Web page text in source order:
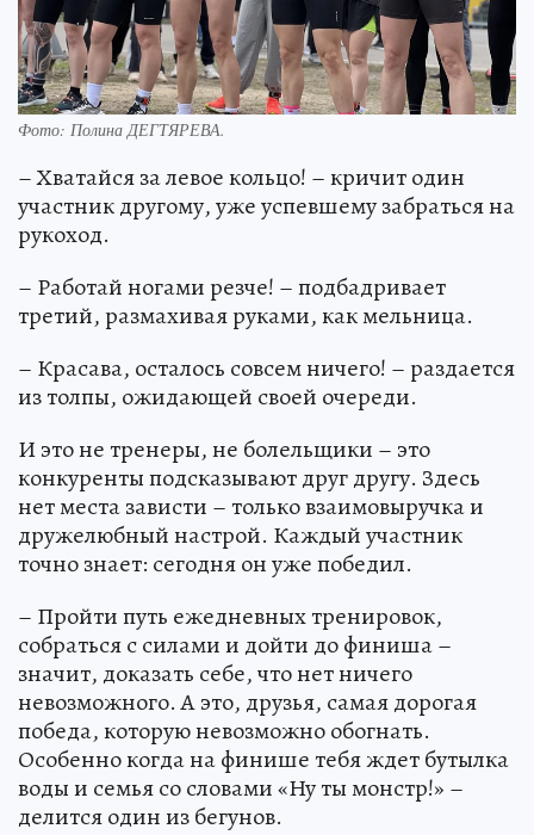
Фото: Полина ДЕГТЯРЕВА.
– Хватайся за левое кольцо! – кричит один
участник другому, уже успевшему забраться на
рукоход.
– Работай ногами резче! – подбадривает
третий, размахивая руками, как мельница.
– Красава, осталось совсем ничего! – раздается
из толпы, ожидающей своей очереди.
И это не тренеры, не болельщики – это
конкуренты подсказывают друг другу. Здесь
нет места зависти – только взаимовыручка и
дружелюбный настрой. Каждый участник
точно знает: сегодня он уже победил.
– Пройти путь ежедневных тренировок,
собраться с силами и дойти до финиша –
значит, доказать себе, что нет ничего
невозможного. А это, друзья, самая дорогая
победа, которую невозможно обогнать.
Особенно когда на финише тебя ждет бутылка
воды и семья со словами «Ну ты монстр!» –
делится один из бегунов.